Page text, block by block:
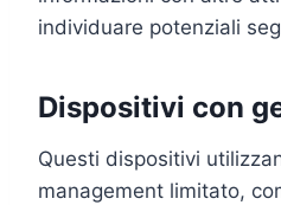
individuare potenziali
Dispositivi con
Questi dispositivi
management limitato,